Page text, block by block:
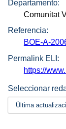
Departamento:
Comunitat
Referencia:
BOE-A-
Permalink ELI:
https://
Seleccionar
Última